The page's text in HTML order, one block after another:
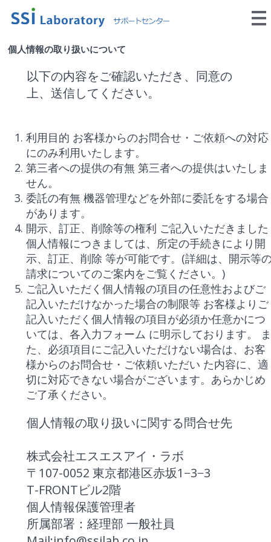
個人情報の取り扱いについて
以下の内容をご確認いただき、同意の
上、送信してください。
利用目的 お客様からのお問合せ・ご依頼への対応
にのみ利用いたします。
第三者への提供の有無 第三者への提供はいたしま
せん。
委託の有無 機器管理などを外部に委託をする場合
があります。
開示、訂正、削除等の権利 ご記入いただきました
個人情報につきましては、所定の手続きにより開
示、訂正、削除 等が可能です。(詳細は、開示等
請求についてのご案内をご覧ください。)
ご記入いただく個人情報の項目の任意性およびご
記入いただけなかった場合の制限等 お客様よりご
記入いただく個人情報の項目が必須か任意かにつ
いては、各入力フォーム に明示しております。
た、必須項目にご記入いただけない場合は、お客
様からのお問合せ・ご依頼いただい た内容に、適
切に対応できない場合がございます。あらかじめ
ご了承ください。
個人情報の取り扱いに関する問合せ先
株式会社エスエスアイ・ラボ
〒107-0052 東京都港区赤坂1−3−3
T-FRONTビル2階
個人情報保護管理者
所属部署：経理部 一般社員